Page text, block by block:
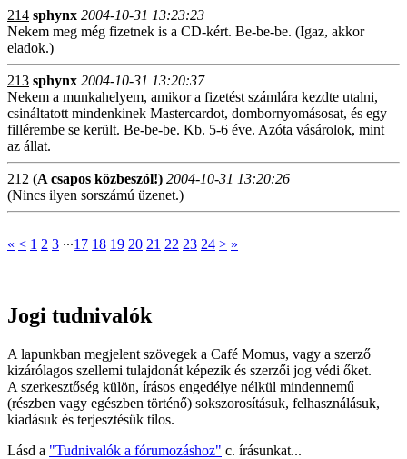
214 sphynx 2004-10-31 13:23:23
Nekem meg még fizetnek is a CD-kért. Be-be-be. (Igaz, akkor
eladok.)
213 sphynx 2004-10-31 13:20:37
Nekem a munkahelyem, amikor a fizetést számlára kezdte utalni,
csináltatott mindenkinek Mastercardot, dombornyomásosat, és egy
fillérembe se került. Be-be-be. Kb. 5-6 éve. Azóta vásárolok, mint
az állat.
212 (A csapos közbeszól!) 2004-10-31 13:20:26
(Nincs ilyen sorszámú üzenet.)
« < 1 2 3 ∙∙∙17 18 19 20 21 22 23 24 > »
Jogi tudnivalók
A lapunkban megjelent szövegek a Café Momus, vagy a szerző
kizárólagos szellemi tulajdonát képezik és szerzői jog védi őket.
A szerkesztőség külön, írásos engedélye nélkül mindennemű
(részben vagy egészben történő) sokszorosításuk, felhasználásuk,
kiadásuk és terjesztésük tilos.
Lásd a "Tudnivalók a fórumozáshoz" c. írásunkat...